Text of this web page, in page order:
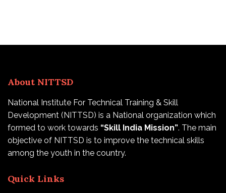
About NITTSD
National Institute For Technical Training & Skill
Development (NITTSD) is a National organization which
formed to work towards “Skill India Mission”. The main
objective of NITTSD is to improve the technical skills
among the youth in the country.
Quick Links